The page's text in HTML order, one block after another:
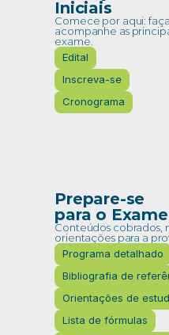
Iniciais
Comece por aqui:
acompanhe as
exame.
Edital
Inscreva-se
Cronograma
Prepare-se
para o Exame
Conteúdos cobrados,
orientações para a
Programa detalhado
Bibliografia de
Orientações de
Lista de fórmulas